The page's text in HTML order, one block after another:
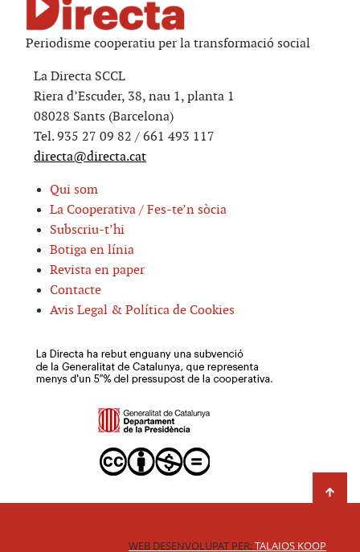
Periodisme cooperatiu per la transformació social
La Directa SCCL
Riera d’Escuder, 38, nau 1, planta 1
08028 Sants (Barcelona)
Tel. 935 27 09 82 / 661 493 117
directa@directa.cat
Qui som
La Cooperativa / Fes-te’n sòcia
Subscriu-t’hi
Botiga en línia
Revista en paper
Contacte
Avis Legal & Política de Cookies
WEB DESENVOLUPAT PER:TALAIOS KOOP